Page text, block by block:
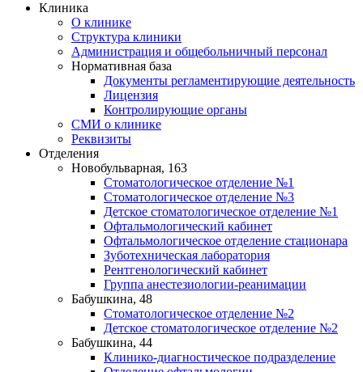
Клиника
О клинике
Структура клиники
Администрация и общебольничный персонал
Нормативная база
Документы регламентирующие деятельность
Лицензия
Контролирующие органы
СМИ о клинике
Реквизиты
Отделения
Новобульварная, 163
Стоматологическое отделение №1
Стоматологическое отделение №3
Детское стоматологическое отделение №1
Офтальмологический кабинет
Офтальмологическое отделение стационара
Зуботехническая лаборатория
Рентгенологический кабинет
Группа анестезиологии-реанимации
Бабушкина, 48
Стоматологическое отделение №2
Детское стоматологическое отделение №2
Бабушкина, 44
Клинико-диагностическое подразделение